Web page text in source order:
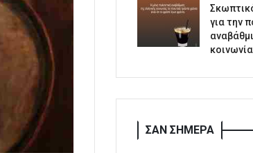
για την
ΣΑΝ ΣΗΜΕΡΑ